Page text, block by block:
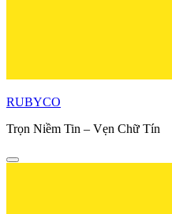
RUBYCO
Trọn Niềm Tin – Vẹn Chữ Tín